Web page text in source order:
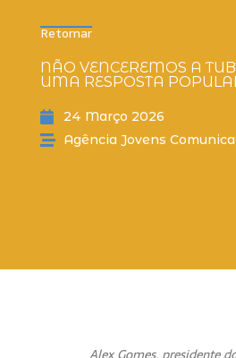
Retornar
NÃO VENCEREMOS A
UMA RESPOSTA
24 Março 2026
Agência Jovens